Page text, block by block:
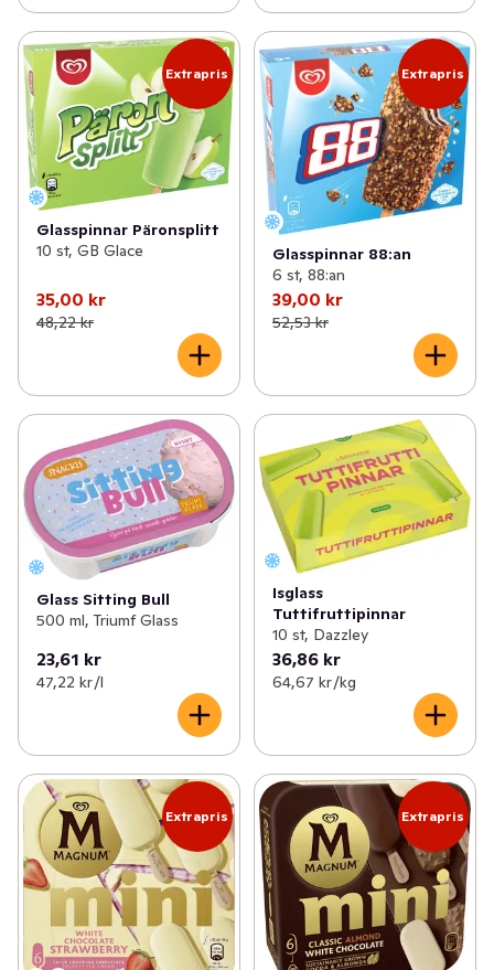
Extrapris
Glasspinnar Päronsplitt
10 st, GB Glace
35,00 kr
48,22 kr
Extrapris
Glasspinnar 88:an
6 st, 88:an
39,00 kr
52,53 kr
Glass Sitting Bull
500 ml, Triumf Glass
23,61 kr
47,22 kr /l
Isglass
Tuttifruttipinnar
10 st, Dazzley
36,86 kr
64,67 kr /kg
Extrapris Extrapris